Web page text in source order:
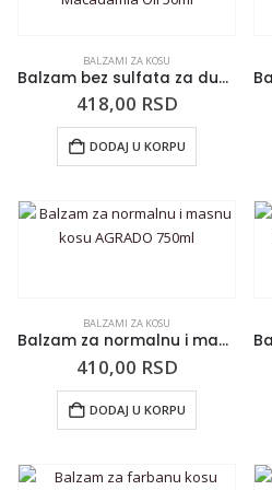
BALZAMI ZA KOSU
Balzam bez sulfata za dubinsku hidrataciju kose HASK Macadamia Oil 50ml
418,00 RSD
DODAJ U KORPU
BALZAMI ZA KOSU
Balzam za normalnu i masnu kosu AGRADO 750ml
410,00 RSD
DODAJ U KORPU